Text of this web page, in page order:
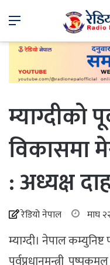
Menu
म्याग्दीको
विकासमा
: अध्यक्ष
रेडियो नेपाल माघ
म्याग्दी। नेपाल